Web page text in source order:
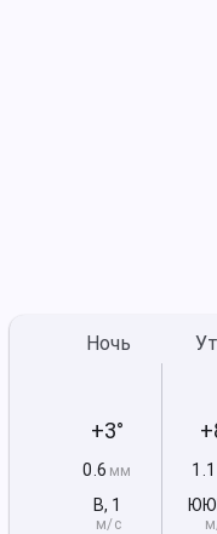
Ночь
+3°
0.6 мм
В, 1
м/с
1.1